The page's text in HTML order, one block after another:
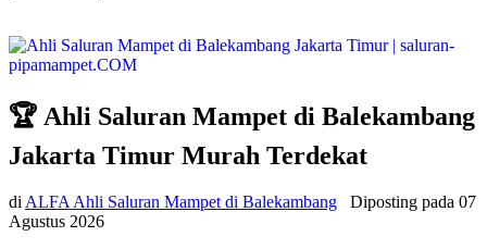
🏆 Ahli Saluran Mampet di Balekambang
Jakarta Timur Murah Terdekat
di ALFA Ahli Saluran Mampet di Balekambang Diposting pada 07
Agustus 2026